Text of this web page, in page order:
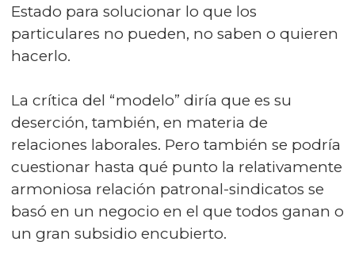
Estado para solucionar lo que los
particulares no pueden, no saben o quieren
hacerlo.
La crítica del “modelo” diría que es su
deserción, también, en materia de
relaciones laborales. Pero también se podría
cuestionar hasta qué punto la relativamente
armoniosa relación patronal-sindicatos se
basó en un negocio en el que todos ganan o
un gran subsidio encubierto.